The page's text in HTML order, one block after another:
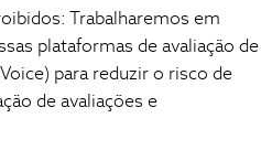
Trabalharemos em
plataformas de avaliação de
para reduzir o risco de
de avaliações e